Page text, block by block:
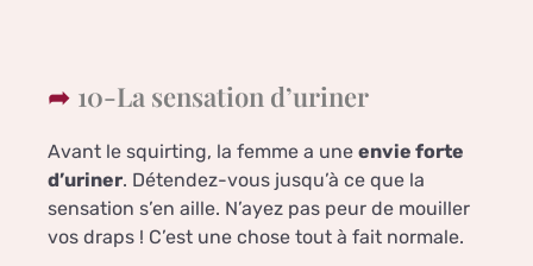
10-La sensation d’uriner
Avant le squirting, la femme a une envie forte
d’uriner. Détendez-vous jusqu’à ce que la
sensation s’en aille. N’ayez pas peur de mouiller
vos draps ! C’est une chose tout à fait normale.